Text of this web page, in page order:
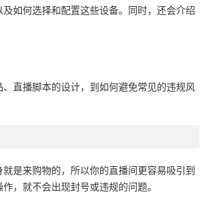
如何选择和配置这些设备。同时，还会介绍
直播脚本的设计，到如何避免常见的违规风
是来购物的，所以你的直播间更容易吸引到
，就不会出现封号或违规的问题。